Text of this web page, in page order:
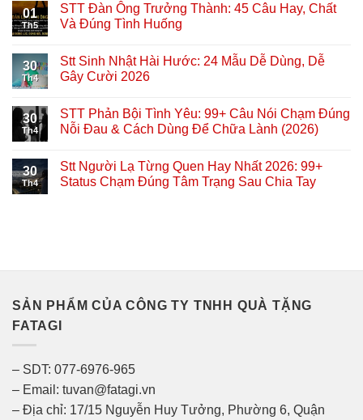
01
Th5
STT Đàn Ông Trưởng Thành: 45 Câu Hay, Chất
Và Đúng Tình Huống
30
Th4
Stt Sinh Nhật Hài Hước: 24 Mẫu Dễ Dùng, Dễ
Gây Cười 2026
30
Th4
STT Phản Bội Tình Yêu: 99+ Câu Nói Chạm Đúng
Nỗi Đau & Cách Dùng Để Chữa Lành (2026)
30
Th4
Stt Người Lạ Từng Quen Hay Nhất 2026: 99+
Status Chạm Đúng Tâm Trạng Sau Chia Tay
SẢN PHẨM CỦA CÔNG TY TNHH QUÀ TẶNG
FATAGI
– SDT: 077-6976-965
– Email: tuvan@fatagi.vn
– Địa chỉ: 17/15 Nguyễn Huy Tưởng, Phường 6, Quận